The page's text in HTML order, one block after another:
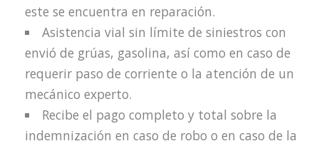
este se encuentra en reparación.
Asistencia vial sin límite de siniestros con
envió de grúas, gasolina, así como en caso de
requerir paso de corriente o la atención de un
mecánico experto.
Recibe el pago completo y total sobre la
indemnización en caso de robo o en caso de la